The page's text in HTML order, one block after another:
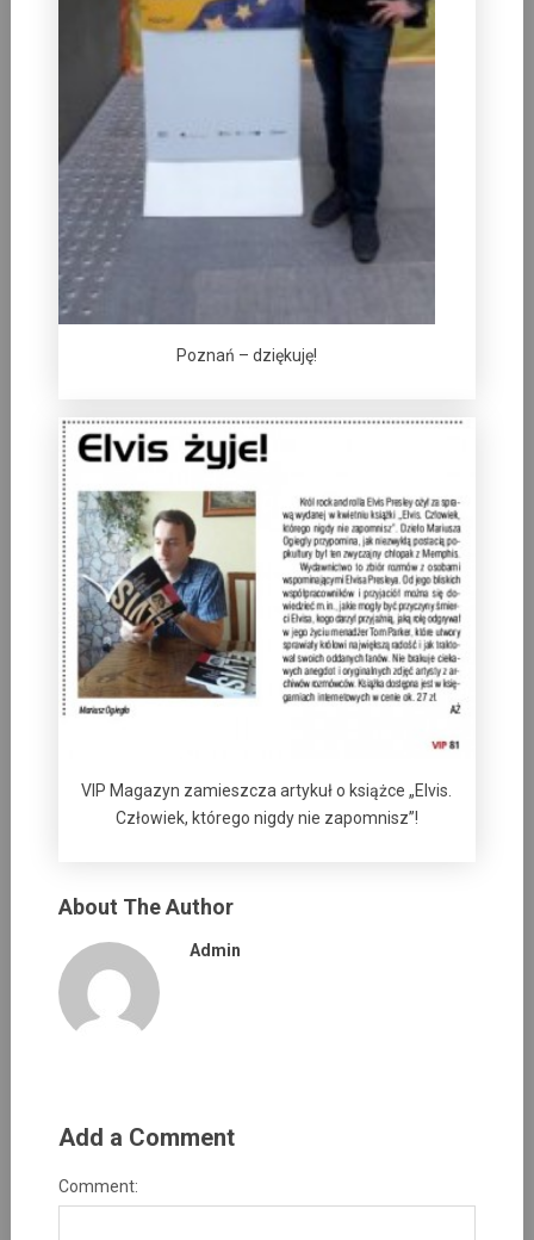
Poznań – dziękuję!
VIP Magazyn zamieszcza artykuł o książce „Elvis.
Człowiek, którego nigdy nie zapomnisz”!
About The Author
Admin
Add a Comment
Comment: